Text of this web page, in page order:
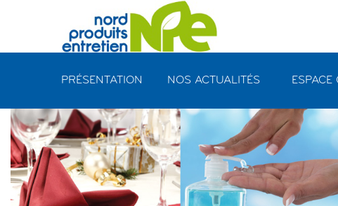
PRÉSENTATION NOS ACTUALITÉS
Panneau de gestion des cookies